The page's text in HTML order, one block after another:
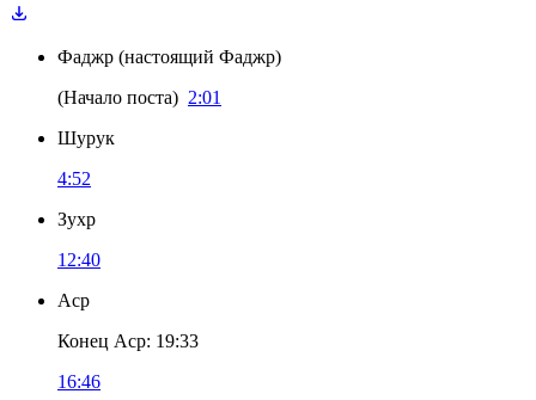
Фаджр (настоящий Фаджр)
(Начало поста) 2:01
Шурук
4:52
Зухр
12:40
Аср
Конец Аср: 19:33
16:46